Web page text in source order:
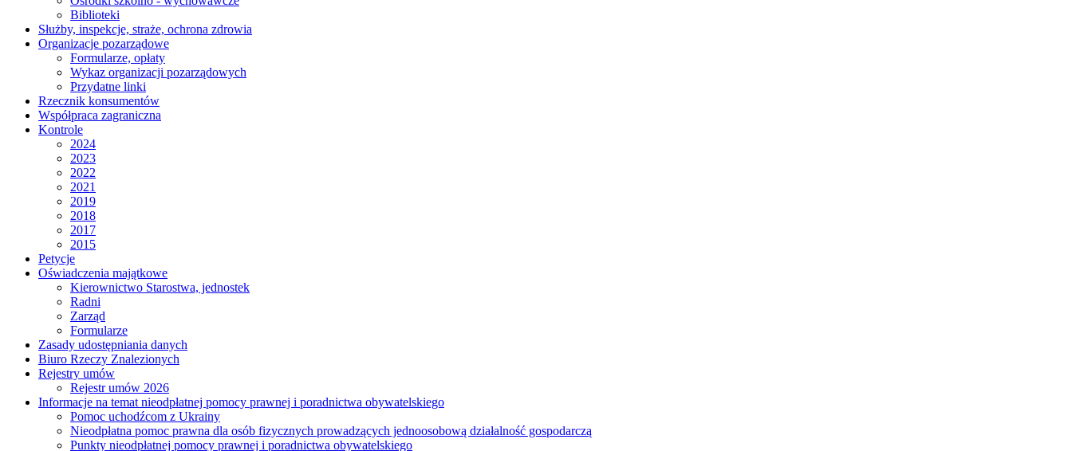
Biblioteki
Służby, inspekcje, straże, ochrona zdrowia
Organizacje pozarządowe
Formularze, opłaty
Wykaz organizacji pozarządowych
Przydatne linki
Rzecznik konsumentów
Współpraca zagraniczna
Kontrole
2024
2023
2022
2021
2019
2018
2017
2015
Petycje
Oświadczenia majątkowe
Kierownictwo Starostwa, jednostek
Radni
Zarząd
Formularze
Zasady udostępniania danych
Biuro Rzeczy Znalezionych
Rejestry umów
Rejestr umów 2026
Informacje na temat nieodpłatnej pomocy prawnej i poradnictwa obywatelskiego
Pomoc uchodźcom z Ukrainy
Nieodpłatna pomoc prawna dla osób fizycznych prowadzących jednoosobową działalność gospodarczą
Punkty nieodpłatnej pomocy prawnej i poradnictwa obywatelskiego